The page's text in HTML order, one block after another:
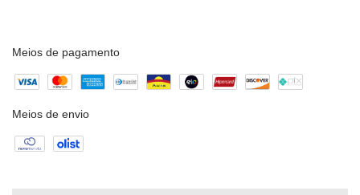
Meios de pagamento
Meios de envio